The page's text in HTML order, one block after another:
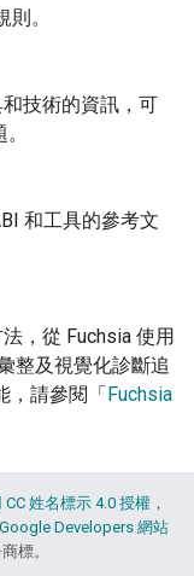
。
技術的資訊，可
和工具的參考文
，從 Fuchsia 使用
整及視覺化診斷追
，請參閱「Fuchsia
CC 姓名標示 4.0 授權 ，
Google Developers 網站
標。